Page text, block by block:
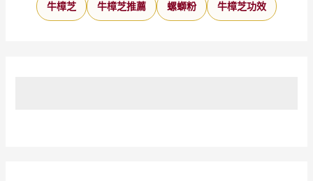
牛樟芝 牛樟芝推薦 螺螄粉 牛樟芝功效